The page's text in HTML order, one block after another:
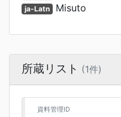
ja-Latn Misuto
所蔵リスト (1件)
資料管理ID